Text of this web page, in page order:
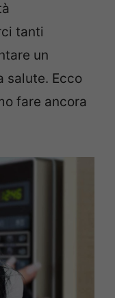
tanti
un
salute. Ecco
fare ancora